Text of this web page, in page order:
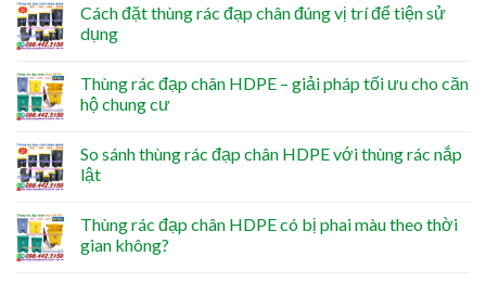
Cách đặt thùng rác đạp chân đúng vị trí để tiện sử
dụng
Thùng rác đạp chân HDPE – giải pháp tối ưu cho căn
hộ chung cư
So sánh thùng rác đạp chân HDPE với thùng rác nắp
lật
Thùng rác đạp chân HDPE có bị phai màu theo thời
gian không?